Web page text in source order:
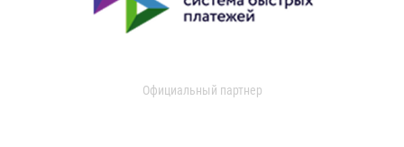
Официальный партнер